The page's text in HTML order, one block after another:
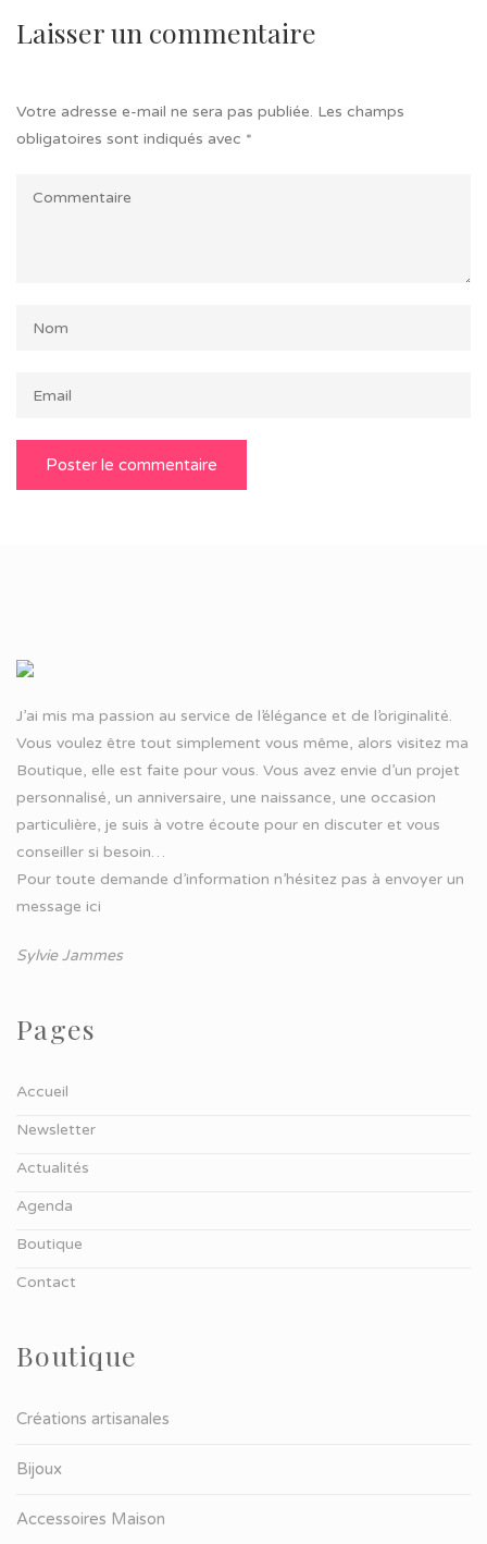
Laisser un commentaire
Votre adresse e-mail ne sera pas publiée. Les champs
obligatoires sont indiqués avec *
J’ai mis ma passion au service de l’élégance et de l’originalité.
Vous voulez être tout simplement vous même, alors visitez ma
Boutique, elle est faite pour vous. Vous avez envie d’un projet
personnalisé, un anniversaire, une naissance, une occasion
particulière, je suis à votre écoute pour en discuter et vous
conseiller si besoin…
Pour toute demande d’information n’hésitez pas à envoyer un
message ici
Sylvie Jammes
Pages
Accueil
Newsletter
Actualités
Agenda
Boutique
Contact
Boutique
Créations artisanales
Bijoux
Accessoires Maison